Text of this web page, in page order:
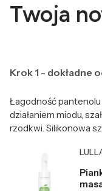
Twoja
Krok 1 - dokładne
Łagodność pantenolu
działaniem miodu,
rzodkwi. Silikonowa